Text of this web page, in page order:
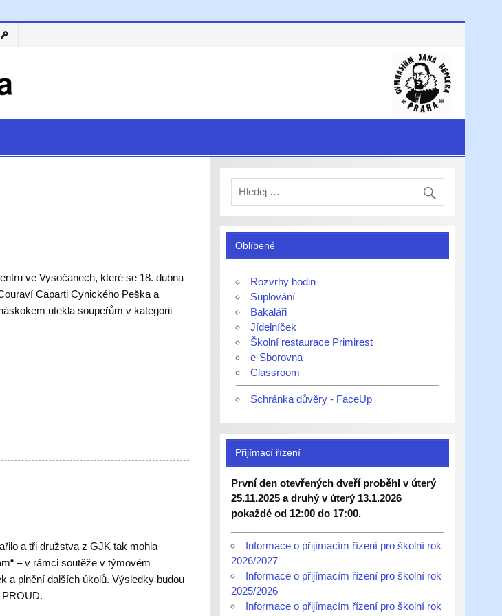
ve Vysočanech, které se 18. dubna
Caparti Cynického Peška a
utekla soupeřům v kategorii
a tři družstva z GJK tak mohla
– v rámci soutěže v týmovém
a plnění dalších úkolů. Výsledky budou
PROUD.
Oblíbené
Rozvrhy hodin
Suplování
Bakaláři
Jídelníček
Školní restaurace Primirest
e-Sborovna
Classroom
Schránka důvěry - FaceUp
Přijímací řízení
První den otevřených dveří proběhl v úterý
25.11.2025 a druhý v úterý 13.1.2026
pokaždé od 12:00 do 17:00.
Informace o přijímacím řízení pro školní rok
2026/2027
Informace o přijímacím řízení pro školní rok
2025/2026
Informace o přijímacím řízení pro školní rok